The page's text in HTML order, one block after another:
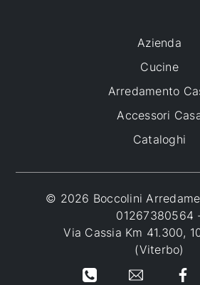
Azienda
Cucine
Arredamento
Accessori
Cataloghi
© 2026 Boccolini
01267380564
Via Cassia Km 41.300,
(Viterbo)